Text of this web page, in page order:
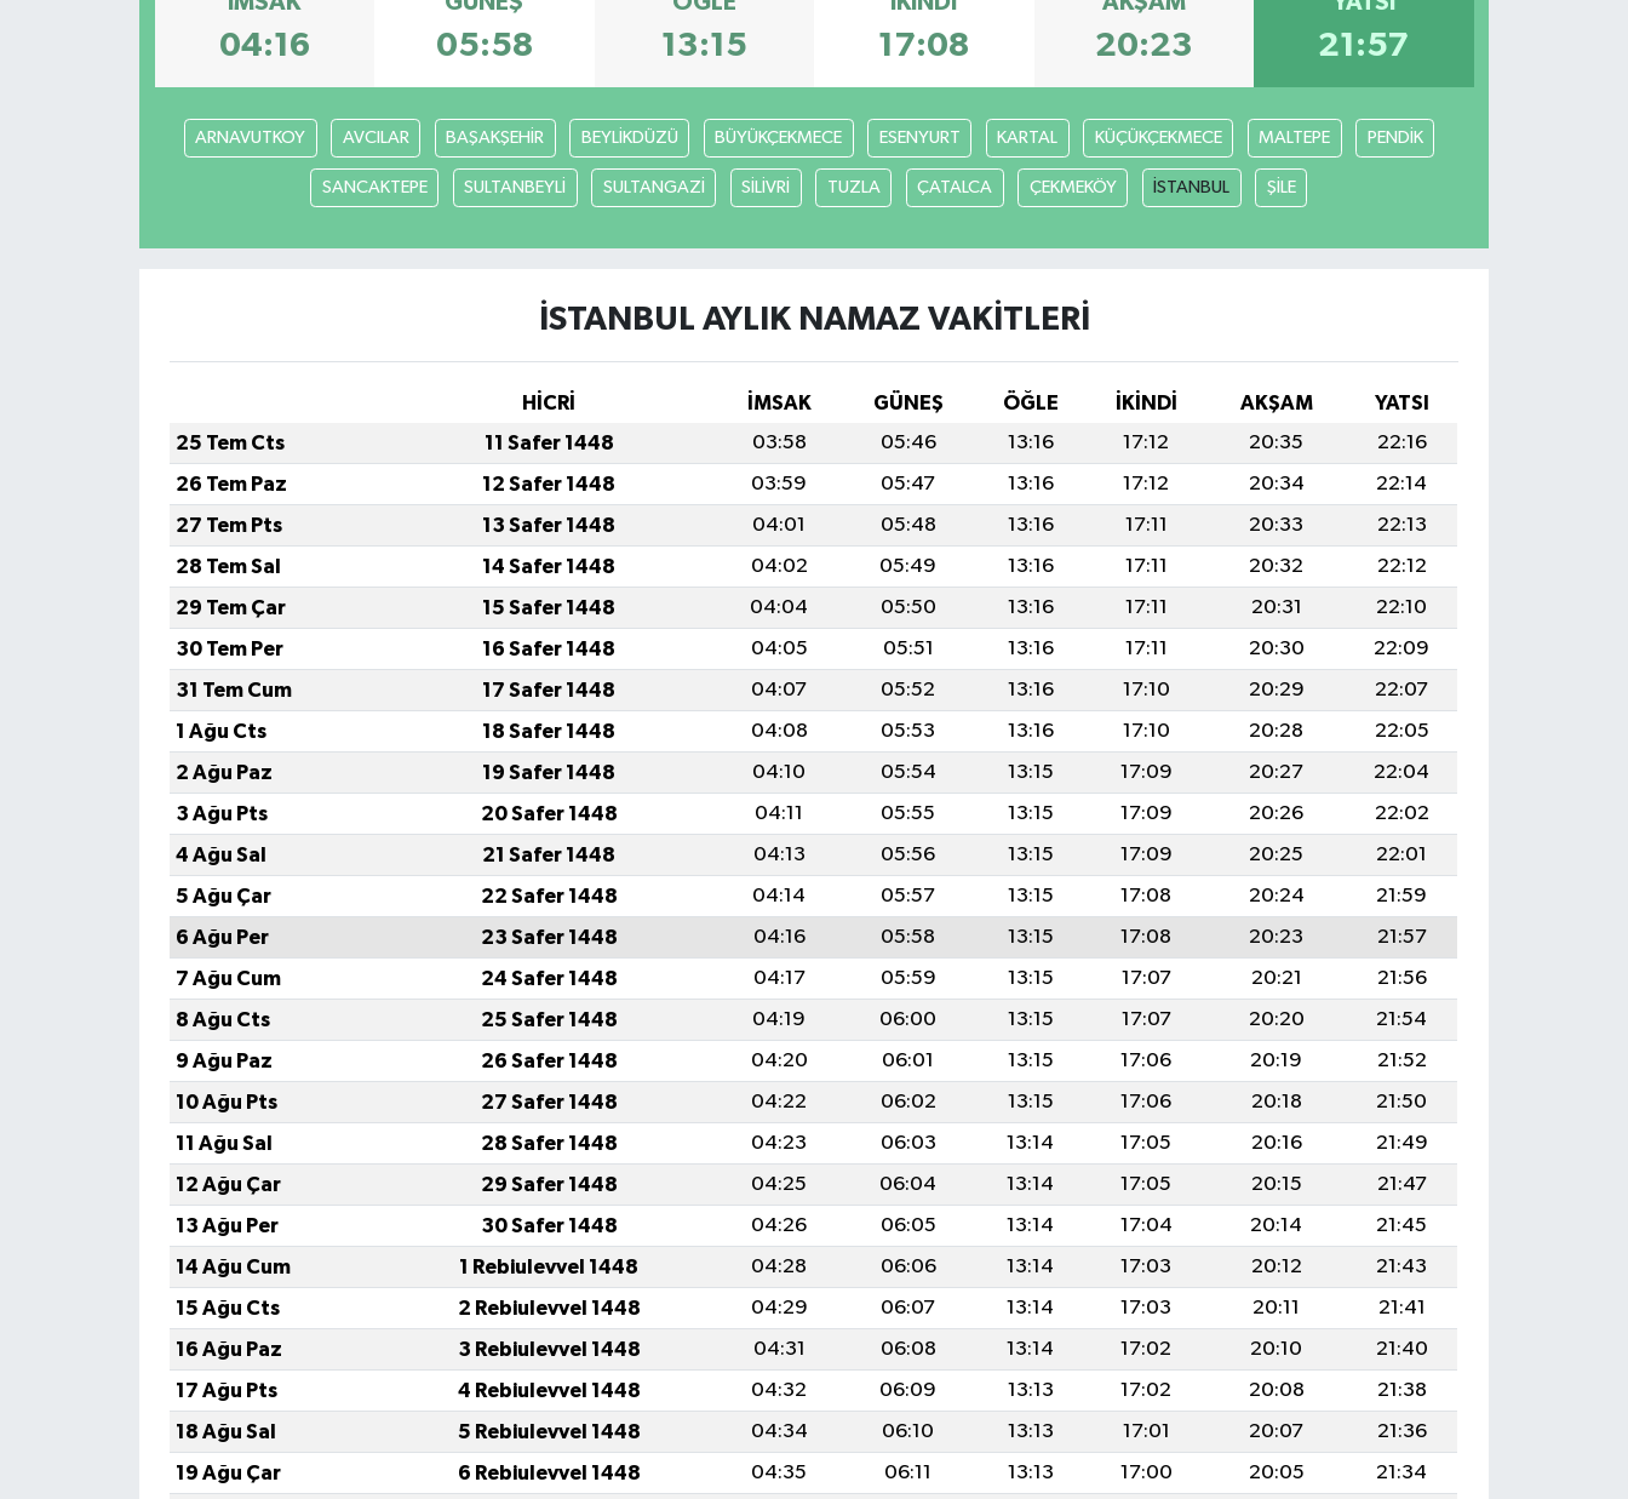
04:16 05:58 13:15 17:08 20:23 21:57
ARNAVUTKOY AVCILAR BAŞAKŞEHİR BEYLİKDÜZÜ BÜYÜKÇEKMECE ESENYURT KARTAL KÜÇÜKÇEKMECE MALTEPE PENDİK
SANCAKTEPE SULTANBEYLİ SULTANGAZİ SİLİVRİ TUZLA ÇATALCA ÇEKMEKÖY İSTANBUL ŞİLE
İSTANBUL AYLIK NAMAZ VAKITLERI
HİCRİ İMSAK GÜNEŞ ÖĞLE İKINDI AKŞAM
YATSI
25 Tem Cts
11 Safer 1448 03:58 05:46 13:16 17:12 20:35
22:16
26 Tem Paz
12 Safer 1448 03:59 05:47 13:16 17:12 20:34
22:14
27 Tem Pts
13 Safer 1448 04:01 05:48 13:16 17:11 20:33
22:13
28 Tem Sal
14 Safer 1448 04:02 05:49 13:16 17:11 20:32
22:12
29 Tem Çar
15 Safer 1448 04:04 05:50 13:16 17:11 20:31
22:10
30 Tem Per
16 Safer 1448 04:05 05:51 13:16 17:11 20:30
22:09
31 Tem Cum
17 Safer 1448 04:07 05:52 13:16 17:10 20:29
22:07
1 Ağu Cts
18 Safer 1448 04:08 05:53 13:16 17:10 20:28
22:05
2 Ağu Paz
19 Safer 1448 04:10 05:54 13:15 17:09 20:27
22:04
3 Ağu Pts
20 Safer 1448 04:11 05:55 13:15 17:09 20:26
22:02
4 Ağu Sal
21 Safer 1448 04:13 05:56 13:15 17:09 20:25
22:01
5 Ağu Çar
22 Safer 1448 04:14 05:57 13:15 17:08 20:24
21:59
6 Ağu Per
23 Safer 1448 04:16 05:58 13:15 17:08 20:23
21:57
7 Ağu Cum
24 Safer 1448 04:17 05:59 13:15 17:07 20:21
21:56
8 Ağu Cts
25 Safer 1448 04:19 06:00 13:15 17:07 20:20
21:54
9 Ağu Paz
26 Safer 1448 04:20 06:01 13:15 17:06 20:19
21:52
10 Ağu Pts
27 Safer 1448 04:22 06:02 13:15 17:06 20:18
21:50
11 Ağu Sal
28 Safer 1448 04:23 06:03 13:14 17:05 20:16
21:49
12 Ağu Çar
29 Safer 1448 04:25 06:04 13:14 17:05 20:15
21:47
13 Ağu Per
30 Safer 1448 04:26 06:05 13:14 17:04 20:14
21:45
14 Ağu Cum
1 Rebiulevvel 1448 04:28 06:06 13:14 17:03 20:12
21:43
15 Ağu Cts
2 Rebiulevvel 1448 04:29 06:07 13:14 17:03 20:11
21:41
16 Ağu Paz
3 Rebiulevvel 1448 04:31 06:08 13:14 17:02 20:10
21:40
17 Ağu Pts
4 Rebiulevvel 1448 04:32 06:09 13:13 17:02 20:08
21:38
18 Ağu Sal
5 Rebiulevvel 1448 04:34 06:10 13:13 17:01 20:07
21:36
19 Ağu Çar
6 Rebiulevvel 1448 04:35 06:11 13:13 17:00 20:05
21:34